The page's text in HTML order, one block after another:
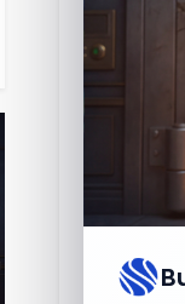
Zdroj: Canva
Kritika